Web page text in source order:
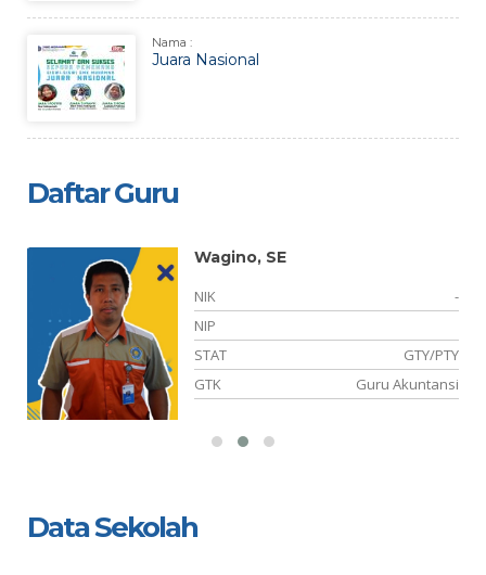
Nama :
Juara Nasional
Daftar Guru
Wagino, SE
NIK
-
NIP
STAT
GTY/PTY
GTK
Guru Akuntansi
Data Sekolah